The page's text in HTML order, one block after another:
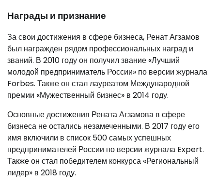
Награды и признание
За свои достижения в сфере бизнеса, Ренат Агзамов
был награжден рядом профессиональных наград и
званий. В 2010 году он получил звание «Лучший
молодой предприниматель России» по версии журнала
Forbes. Также он стал лауреатом Международной
премии «Мужественный бизнес» в 2014 году.
Основные достижения Рената Агзамова в сфере
бизнеса не остались незамеченными. В 2017 году его
имя включили в список 500 самых успешных
предпринимателей России по версии журнала Expert.
Также он стал победителем конкурса «Региональный
лидер» в 2018 году.